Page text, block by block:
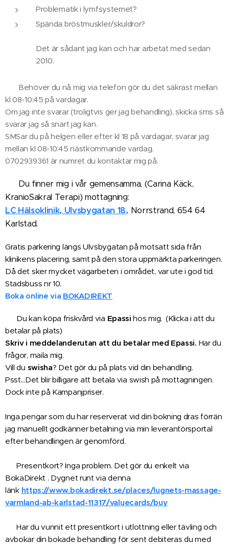
Problematik i lymfsystemet`?
Spända bröstmuskler/skuldror?
Det är sådant jag kan och har arbetat med sedan
2010.
✅ Behöver du nå mig via telefon gör du det säkrast mellan
kl 08-10:45 på vardagar.
Om jag inte svarar (troligtvis ger jag behandling), skicka sms så
svarar jag så snart jag kan.
SMSar du på helgen eller efter kl 18 på vardagar, svarar jag
mellan kl 08-10:45 nästkommande vardag.
0702939361 är numret du kontaktar mig på.
Du finner mig i vår gemensamma, (Carina Käck,
KranioSakral Terapi) mottagning:
LC Hälsoklinik, Ulvsbygatan 18, Norrstrand, 654 64
Karlstad.
Gratis parkering längs Ulvsbygatan på motsatt sida från
klinikens placering, samt på den stora uppmärkta parkeringen.
Då det sker mycket vägarbeten i området, var ute i god tid.
Stadsbuss nr 10.
Boka online via BOKADIREKT
Du kan köpa friskvård via Epassi hos mig. (Klicka i att du
betalar på plats)
Skriv i meddelanderutan att du betalar med Epassi. Har du
frågor, maila mig.
Vill du swisha? Det gör du på plats vid din behandling.
Psst...Det blir billigare att betala via swish på mottagningen.
Dock inte på Kampanjpriser.
Inga pengar som du har reserverat vid din bokning dras förrän
jag manuellt godkänner betalning via min leverantörsportal
efter behandlingen är genomförd.
✅ Presentkort? Inga problem. Det gör du enkelt via
BokaDirekt . Dygnet runt via denna
länk https://www.bokadirekt.se/places/lugnets-massage-
varmland-ab-karlstad-11317/valuecards/buy
✅ Har du vunnit ett presentkort​ i utlottning eller tävling och
avbokar din bokade behandling för sent debiteras du med